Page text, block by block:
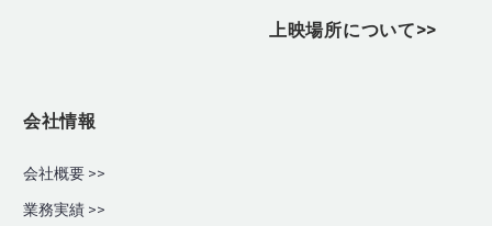
上映場所について>>
会社情報
会社概要 >>
業務実績 >>